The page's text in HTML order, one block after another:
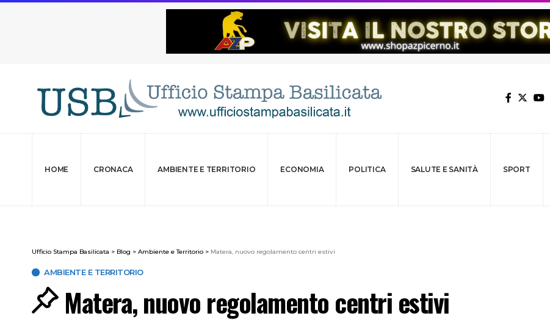
HOME CRONACA AMBIENTE E TERRITORIO ECONOMIA POLITICA SALUTE E SANITÀ SPORT
Ufficio Stampa Basilicata > Blog > Ambiente e Territorio > Matera, nuovo regolamento centri estivi
AMBIENTE E TERRITORIO
Matera, nuovo regolamento centri estivi